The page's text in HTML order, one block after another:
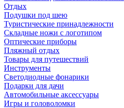
Отдых
Подушки под шею
Туристические принадлежности
Складные ножи с логотипом
Оптические приборы
Пляжный отдых
Товары для путешествий
Инструменты
Светодиодные фонарики
Подарки для дачи
Автомобильные аксессуары
Игры и головоломки